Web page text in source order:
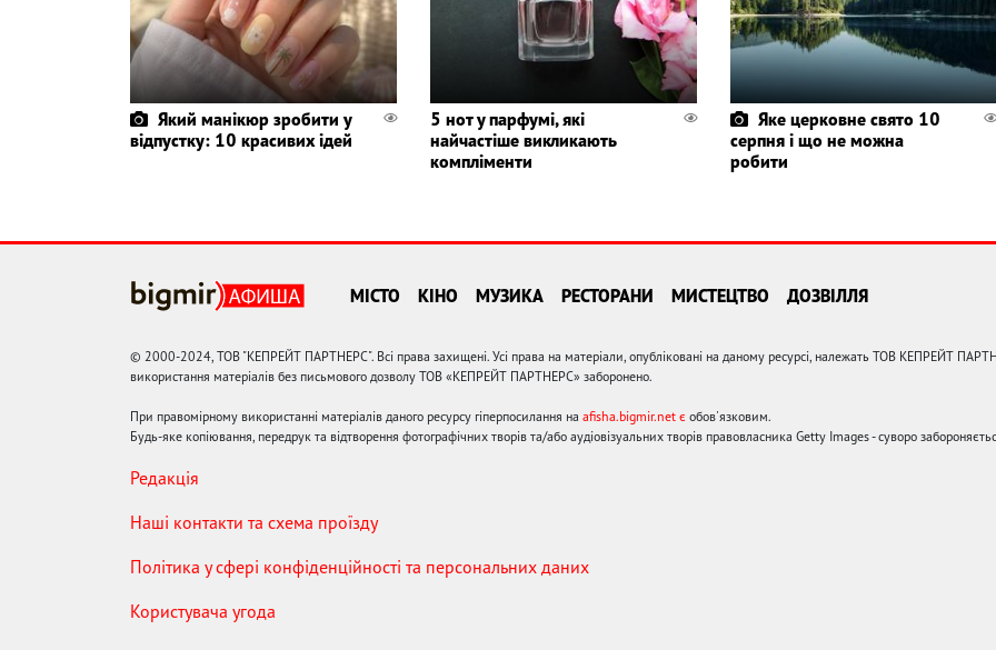
Який манікюр зробити у
відпустку: 10 красивих ідей
5 нот у парфумі, які
найчастіше викликають
компліменти
Яке церковне свято 10
серпня і що не можна
робити
МІСТО КІНО МУЗИКА РЕСТОРАНИ МИСТЕЦТВО ДОЗВІЛЛЯ
© 2000-2024, ТОВ "КЕПРЕЙТ ПАРТНЕРС". Всі права захищені. Усі права на матеріали, опубліковані на даному ресурсі, належать ТОВ КЕПРЕЙТ
використання матеріалів без письмового дозволу ТОВ «КЕПРЕЙТ ПАРТНЕРС» заборонено.
При правомірному використанні матеріалів даного ресурсу гіперпосилання на afisha.bigmir.net є обов'язковим.
Будь-яке копіювання, передрук та відтворення фотографічних творів та/або аудіовізуальних творів правовласника Getty Images - суворо
Редакція
Наші контакти та схема проїзду
Політика у сфері конфіденційності та персональних даних
Користувача угода